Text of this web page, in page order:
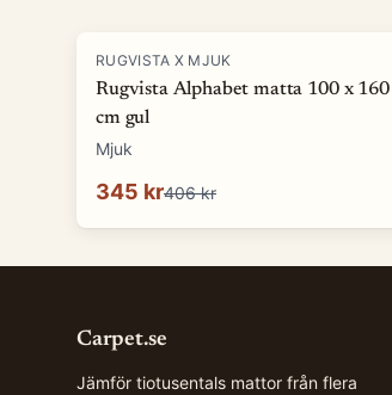
-15%
RUGVISTA X MJUK
Rugvista Alphabet matta 100 x 160
cm gul
Mjuk
345 kr406 kr
Carpet.se
Jämför tiotusentals mattor från flera